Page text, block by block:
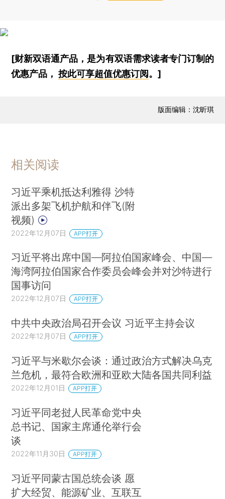
[财新双语通产品，是为有双语需求读者专门订制的
优惠产品，按此可享超值优惠订阅 。]
版面编辑：沈昕琪
相关阅读
习近平乘机抵达利雅得 沙特
派出多架飞机护航和伴飞(附
视频)
2022年12月07日 APP打开
习近平将出席中国—阿拉伯国家峰会、中国—
海湾阿拉伯国家合作委员会峰会并对沙特进行
国事访问
2022年12月07日 APP打开
中共中央政治局召开会议 习近平主持会议
2022年12月07日 APP打开
习近平与米歇尔会谈：通过政治方式解决乌克
兰危机，最符合欧洲和亚欧大陆各国共同利益
2022年12月01日 APP打开
习近平同老挝人民革命党中央
总书记、国家主席通伦举行会
谈
2022年11月30日 APP打开
习近平同蒙古国总统会谈 愿
扩大经贸、能源矿业、互联互